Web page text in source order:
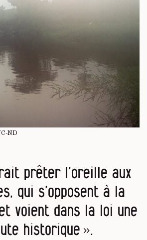
ND
prêter l’oreille aux
qui s’opposent à la
voient dans la loi une
historique ».